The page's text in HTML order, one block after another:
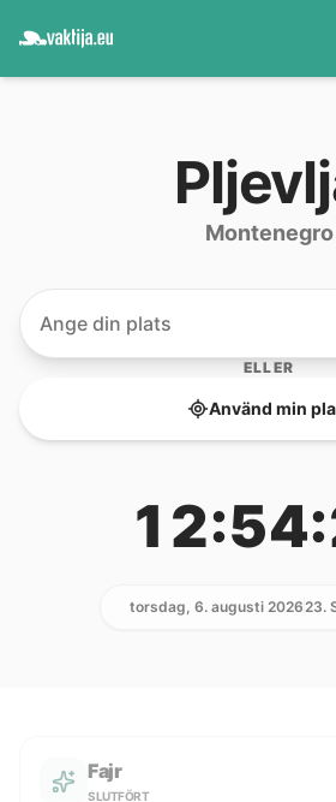
Montenegro
ELLER
Använd min
torsdag, 6. augusti 202623.
Fajr
SLUTFÖRT